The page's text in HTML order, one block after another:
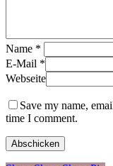
Name *
E-Mail *
Webseite
Save my name,
time I comment.